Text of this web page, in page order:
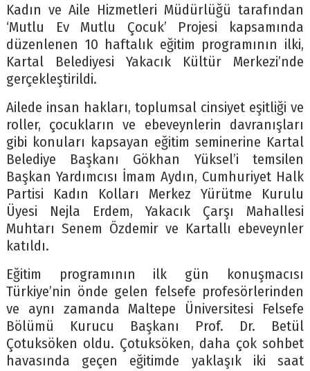
Kadın ve Aile Hizmetleri Müdürlüğü tarafından
‘Mutlu Ev Mutlu Çocuk’ Projesi kapsamında
düzenlenen 10 haftalık eğitim programının ilki,
Kartal Belediyesi Yakacık Kültür Merkezi’nde
gerçekleştirildi.
Ailede insan hakları, toplumsal cinsiyet eşitliği ve
roller, çocukların ve ebeveynlerin davranışları
gibi konuları kapsayan eğitim seminerine Kartal
Belediye Başkanı Gökhan Yüksel’i temsilen
Başkan Yardımcısı İmam Aydın, Cumhuriyet Halk
Partisi Kadın Kolları Merkez Yürütme Kurulu
Üyesi Nejla Erdem, Yakacık Çarşı Mahallesi
Muhtarı Senem Özdemir ve Kartallı ebeveynler
katıldı.
Eğitim programının ilk gün konuşmacısı
Türkiye’nin önde gelen felsefe profesörlerinden
ve aynı zamanda Maltepe Üniversitesi Felsefe
Bölümü Kurucu Başkanı Prof. Dr. Betül
Çotuksöken oldu. Çotuksöken, daha çok sohbet
havasında geçen eğitimde yaklaşık iki saat